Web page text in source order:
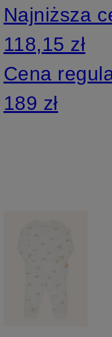
Najniższa
118,15 zł
Cena
189 zł